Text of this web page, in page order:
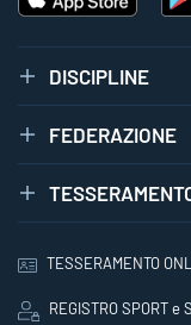
DISCIPLINE
FEDERAZIONE
TESSERAMENTO
REGISTRO SPORT e